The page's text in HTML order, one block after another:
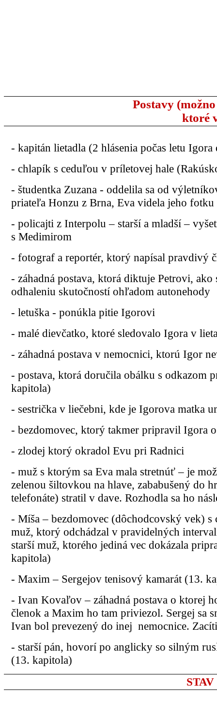
Postavy
ktoré
- kapitán lietadla (2 hlásenia počas letu
- chlapík s ceduľou v príletovej hale
- študentka Zuzana - oddelila sa od
priateľa Honzu z Brna, Eva videla jeho
- policajti z Interpolu – starší a mladší –
s Medimirom
- fotograf a reportér, ktorý napísal pravdivý
- záhadná postava, ktorá diktuje Petrovi,
odhaleniu skutočností ohľadom autonehody
- letuška - ponúkla pitie Igorovi
- malé dievčatko, ktoré sledovalo Igora v
- záhadná postava v nemocnici, ktorú Igor
- postava, ktorá doručila obálku s odkazom
kapitola)
- sestrička v liečebni, kde je Igorova matka
- bezdomovec, ktorý takmer pripravil Igora
- zlodej ktorý okradol Evu pri Radnici
- muž s ktorým sa Eva mala stretnúť – je
zelenou šiltovkou na hlave, zababušený do
telefonáte) stratil v dave. Rozhodla sa ho
- Míša – bezdomovec (dôchodcovský vek)
muž, ktorý odchádzal v pravidelných
starší muž, ktorého jediná vec dokázala
kapitola)
- Maxim – Sergejov tenisový kamarát (13.
- Ivan Kovaľov – záhadná postava o ktorej
členok a Maxim ho tam priviezol. Sergej sa
Ivan bol prevezený do inej nemocnice.
- starší pán, hovorí po anglicky so silným
(13. kapitola)